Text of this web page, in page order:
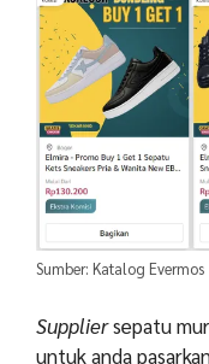
Sumber: Katalog Evermos
Suppliersepatu
untuk anda